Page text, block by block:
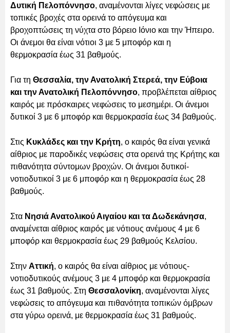
Δυτική Πελοπόννησο, αναμένονται λίγες νεφώσεις με
τοπικές βροχές στα ορεινά το απόγευμα και
βροχοπτώσεις τη νύχτα στο βόρειο Ιόνιο και την Ήπειρο.
Οι άνεμοι θα είναι νότιοι 3 με 5 μποφόρ και η
θερμοκρασία έως 31 βαθμούς.
Για τη Θεσσαλία, την Ανατολική Στερεά, την Εύβοια
και την Ανατολική Πελοπόννησο, προβλέπεται αίθριος
καιρός με πρόσκαιρες νεφώσεις το μεσημέρι. Οι άνεμοι
δυτικοί 3 με 6 μποφόρ και θερμοκρασία έως 34 βαθμούς.
Στις Κυκλάδες και την Κρήτη, ο καιρός θα είναι γενικά
αίθριος με παροδικές νεφώσεις στα ορεινά της Κρήτης και
πιθανότητα σύντομων βροχών. Οι άνεμοι δυτικοί-
νοτιοδυτικοί 3 με 6 μποφόρ και η θερμοκρασία έως 28
βαθμούς.
Στα Νησιά Ανατολικού Αιγαίου και τα Δωδεκάνησα,
αναμένεται αίθριος καιρός με νότιους ανέμους 4 με 6
μποφόρ και θερμοκρασία έως 29 βαθμούς Κελσίου.
Στην Αττική, ο καιρός θα είναι αίθριος με νότιους-
νοτιοδυτικούς ανέμους 3 με 4 μποφόρ και θερμοκρασία
έως 31 βαθμούς. Στη Θεσσαλονίκη, αναμένονται λίγες
νεφώσεις το απόγευμα και πιθανότητα τοπικών όμβρων
στα γύρω ορεινά, με θερμοκρασία έως 31 βαθμούς.